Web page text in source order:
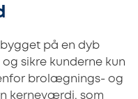
bygget på en dyb
sikre kunderne kun
brolægnings- og
kerneværdi, som